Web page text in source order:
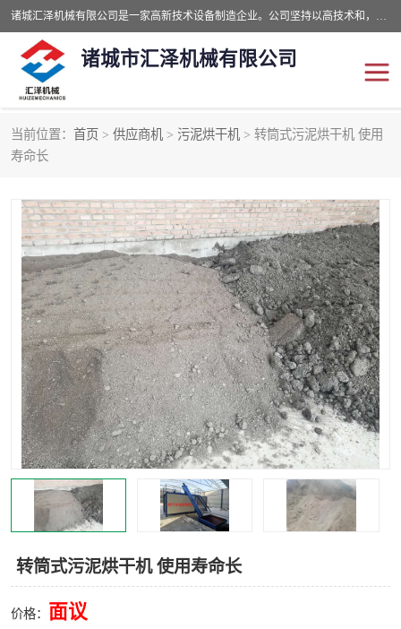
诸城汇泽机械有限公司是一家高新技术设备制造企业。公司坚持以高技术和，高服务于用户，以的环保机械制造设备赢的用户的信赖。现在主要生产死亡畜禽无害化处理和立式和卧式有机肥设备，搅拌机，烘干机，高温发酵机等。污水处理设备，固液分离机。气浮机，化制机等。公司秉承品质，用户至上，科技创新的经营理。
诸城市汇泽机械有限公司
当前位置： 首页 > 供应商机 > 污泥烘干机 > 转筒式污泥烘干机 使用
寿命长
转筒式污泥烘干机 使用寿命长
价格： 面议
发酵设备
鸡粪发酵机 有机肥设备
纳米膜好氧发酵堆肥机 粪污烘干酶体机
膜式堆肥机 纳米膜发酵
膜式发酵仓 分子膜堆肥仓
分子膜发酵堆肥设备